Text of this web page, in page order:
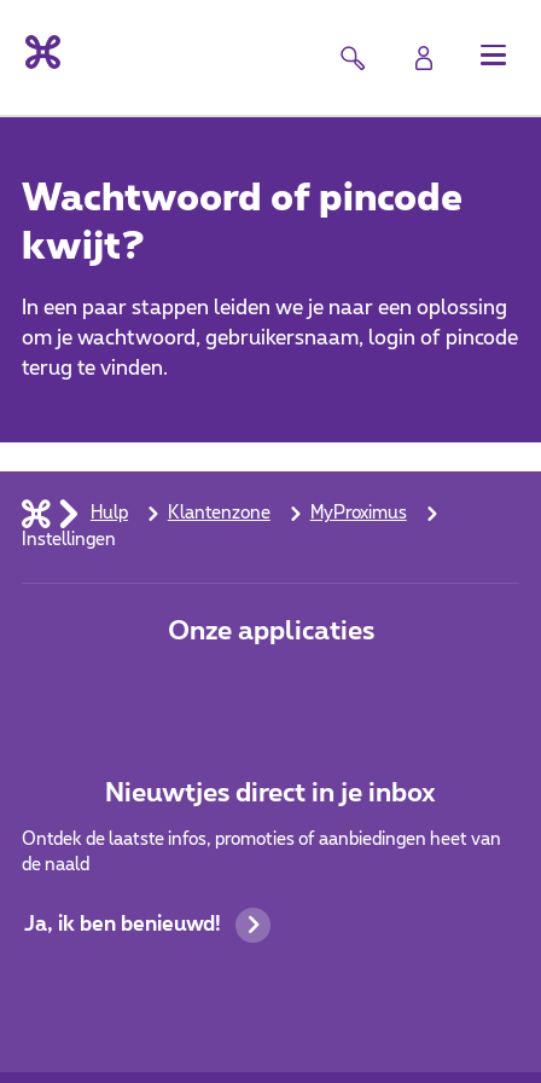
Wachtwoord of pincode
kwijt?
In een paar stappen leiden we je naar een oplossing
om je wachtwoord, gebruikersnaam, login of pincode
terug te vinden.
Hulp Klantenzone
MyProximus
Instellingen
Onze applicaties
Nieuwtjes direct in je inbox
Ontdek de laatste infos, promoties of aanbiedingen heet van
de naald
Ja, ik ben benieuwd!